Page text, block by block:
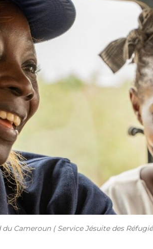
Cameroun ( Service Jésuite des